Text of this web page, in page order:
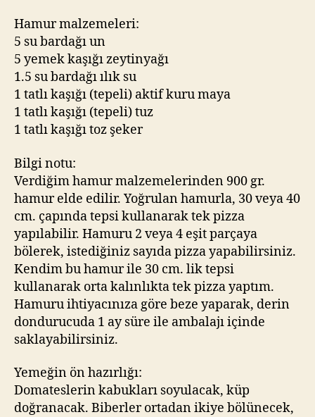
Hamur malzemeleri:
5 su bardağı un
5 yemek kaşığı zeytinyağı
1.5 su bardağı ılık su
1 tatlı kaşığı (tepeli) aktif kuru maya
1 tatlı kaşığı (tepeli) tuz
1 tatlı kaşığı toz şeker
Bilgi notu:
Verdiğim hamur malzemelerinden 900 gr.
hamur elde edilir. Yoğrulan hamurla, 30 veya 40
cm. çapında tepsi kullanarak tek pizza
yapılabilir. Hamuru 2 veya 4 eşit parçaya
bölerek, istediğiniz sayıda pizza yapabilirsiniz.
Kendim bu hamur ile 30 cm. lik tepsi
kullanarak orta kalınlıkta tek pizza yaptım.
Hamuru ihtiyacınıza göre beze yaparak, derin
dondurucuda 1 ay süre ile ambalajı içinde
saklayabilirsiniz.
Yemeğin ön hazırlığı:
Domateslerin kabukları soyulacak, küp
doğranacak. Biberler ortadan ikiye bölünecek,